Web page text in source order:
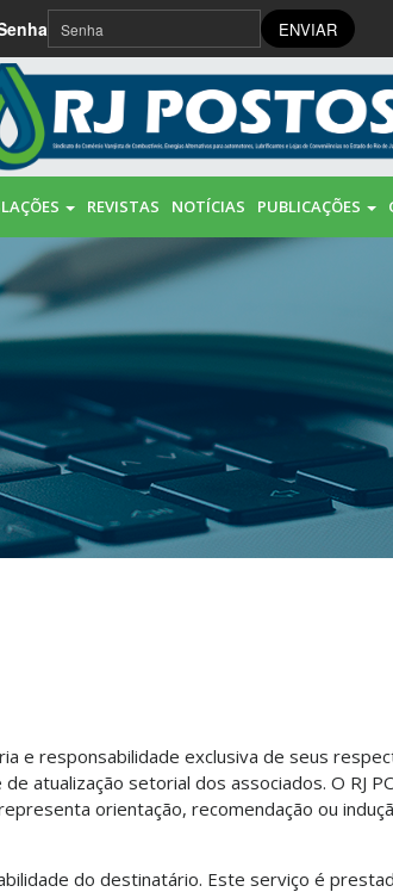
ENVIAR
REVISTAS NOTÍCIAS PUBLICAÇÕES
e responsabilidade exclusiva de seus
atualização setorial dos associados. O RJ
orientação, recomendação ou
do destinatário. Este serviço é